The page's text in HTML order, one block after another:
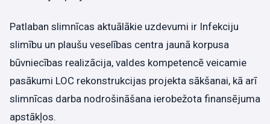
Patlaban slimnīcas aktuālākie uzdevumi ir Infekciju
slimību un plaušu veselības centra jaunā korpusa
būvniecības realizācija, valdes kompetencē veicamie
pasākumi LOC rekonstrukcijas projekta sākšanai, kā arī
slimnīcas darba nodrošināšana ierobežota finansējuma
apstākļos.